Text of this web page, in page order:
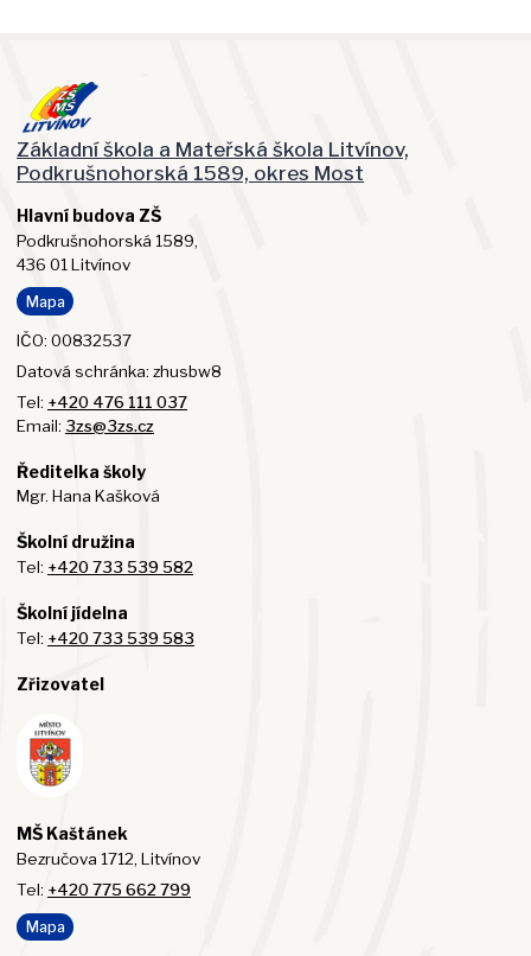
Základní škola a Mateřská škola Litvínov,
Podkrušnohorská 1589, okres Most
Hlavní budova ZŠ
Podkrušnohorská 1589,
436 01 Litvínov
Mapa
IČO: 00832537
Datová schránka: zhusbw8
Tel: +420 476 111 037
Email: 3zs@3zs.cz
Ředitelka školy
Mgr. Hana Kašková
Školní družina
Tel: +420 733 539 582
Školní jídelna
Tel: +420 733 539 583
Zřizovatel
MŠ Kaštánek
Bezručova 1712, Litvínov
Tel: +420 775 662 799
Mapa